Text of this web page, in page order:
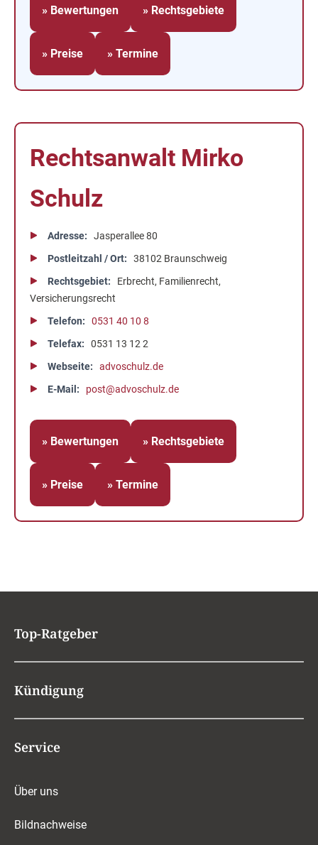
» Bewertungen » Rechtsgebiete
» Preise » Termine
Rechtsanwalt Mirko
Schulz
Adresse
Jasperallee 80
Postleitzahl / Ort
38102 Braunschweig
Rechtsgebiet
Erbrecht, Familienrecht,
Versicherungsrecht
Telefon
0531 40 10 8
Telefax
0531 13 12 2
Webseite
advoschulz.de
E-Mail
post@advoschulz.de
» Bewertungen » Rechtsgebiete
» Preise » Termine
Top-Ratgeber
Kündigung
Service
Über uns
Bildnachweise